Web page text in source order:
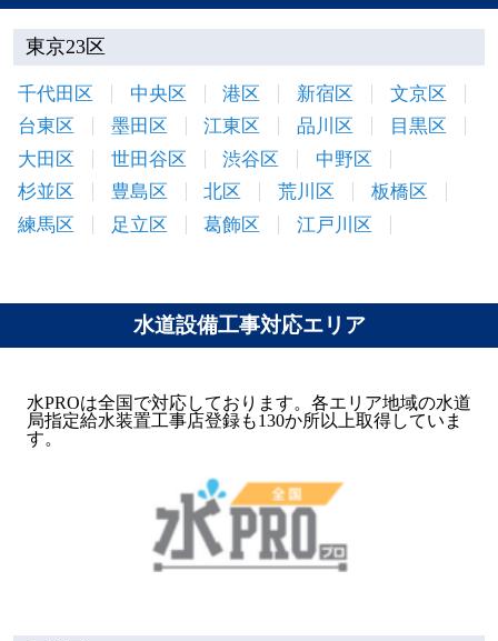
東京23区
千代田区 中央区 港区 新宿区
文京区
台東区
墨田区 江東区 品川区
目黒区
大田区
世田谷区 渋谷区
中野区
杉並区
豊島区 北区 荒川区
板橋区
練馬区
足立区 葛飾区 江戸川区
水道設備工事対応エリア
水PROは全国で対応しております。各エリア地域の水道
局指定給水装置工事店登録も130か所以上取得していま
す。